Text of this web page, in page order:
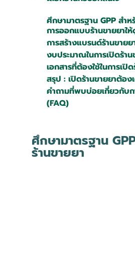
ศึกษามาตรฐาน GPP สำห
การออกแบบร้านขายยาใ
การสร้างแบรนด์ร้านขาย
งบประมาณในการเปิดร้าน
เอกสารที่ต้องใช้ในการเปิ
สรุป : เปิดร้านขายยาต้อง
คำถามที่พบบ่อยเกี่ยวกับก
(FAQ)
ศึกษามาตรฐาน
ร้านขายยา